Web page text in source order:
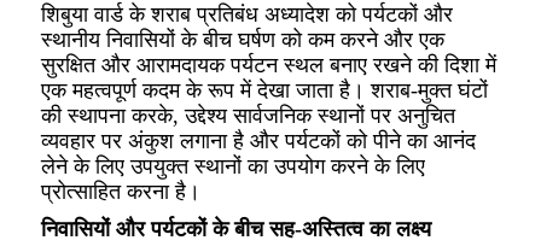
शिबुया वार्ड के शराब प्रतिबंध अध्यादेश को पर्यटकों और
स्थानीय निवासियों के बीच घर्षण को कम करने और एक
सुरक्षित और आरामदायक पर्यटन स्थल बनाए रखने की दिशा में
एक महत्वपूर्ण कदम के रूप में देखा जाता है। शराब-मुक्त घंटों
की स्थापना करके, उद्देश्य सार्वजनिक स्थानों पर अनुचित
व्यवहार पर अंकुश लगाना है और पर्यटकों को पीने का आनंद
लेने के लिए उपयुक्त स्थानों का उपयोग करने के लिए
प्रोत्साहित करना है।
निवासियों और पर्यटकों के बीच सह-अस्तित्व का लक्ष्य